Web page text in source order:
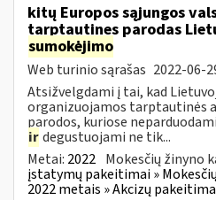
kitų Europos sąjungos
tarptautines parodas
sumokėjimo
Web turinio sąrašas 2022-06-
Atsižvelgdami į tai, kad
organizuojamos tarptautinės
parodos, kuriose
irdegustuojami ne tik...
Metai: 2022 Mokesčių žinyno
įstatymų pakeitimai »
2022 metais » Akcizų